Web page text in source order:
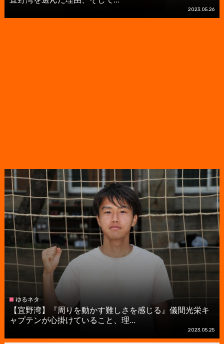
2023.05.26
ゆるネタ
【宜野湾】『周りを動かす難しさを感じる』儀間光栄キ
ャプテンが心掛けていること、理...
2023.05.25